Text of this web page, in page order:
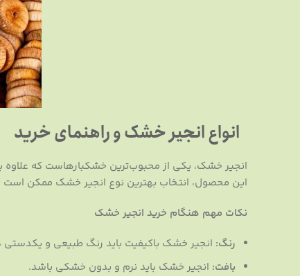
انواع انجیر خشک و راهنمای خرید
انجیر خشک، یکی از محبوب‌ترین خشکبارهاست که علاوه
این محصول، انتخاب بهترین نوع انجیر خشک ممکن
نکات مهم هنگام خرید انجیر خشک
رنگ: انجیر خشک باکیفیت باید رنگ طبیعی و یکدستی
بافت: انجیر خشک باید نرم و بدون خشکی باشد.